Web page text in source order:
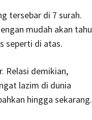
tersebar di 7 surah.
mudah akan tahu
seperti di atas.
Relasi demikian,
lazim di dunia
hingga sekarang.